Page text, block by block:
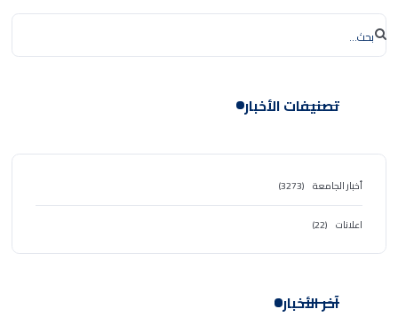
تصنيفات الأخبار
أخبار الجامعة (3273)
اعلانات (22)
آخر الأخبار